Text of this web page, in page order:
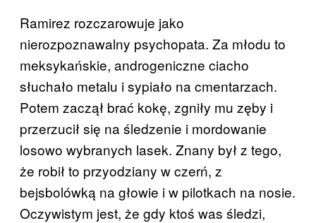
Ramirez rozczarowuje jako
nierozpoznawalny psychopata. Za młodu to
meksykańskie, androgeniczne ciacho
słuchało metalu i sypiało na cmentarzach.
Potem zaczął brać kokę, zgniły mu zęby i
przerzucił się na śledzenie i mordowanie
losowo wybranych lasek. Znany był z tego,
że robił to przyodziany w czerń, z
bejsbolówką na głowie i w pilotkach na nosie.
Oczywistym jest, że gdy ktoś was śledzi,